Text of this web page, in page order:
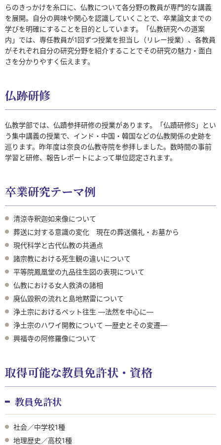
らのきっかけを糸口に、仏教について各分野の教員が専門的な講義
を展開。自分の興味や関心を認識していくことで、卒業論文までの
学びを明確にすることを目的としています。「仏教研究への道案
内」では、専任教員が1回ずつ授業を担当し（リレー授業）、各教員
がそれぞれ自分の研究分野を紹介することでその研究の魅力・面白
さを分かりやすく伝えます。
仏跡研修
仏教学部では、仏蹟参拝研修の授業があります。「仏蹟研修S」とい
う集中講義の授業で、インド・中国・韓国などの仏教関係の史跡を
巡ります。昨年度は奈良の仏教寺院を参拝しました。数時間の事前
学習と研修、報告レポートによって単位認定されます。
卒業研究テーマ例
清涼寺釈迦如来像について
葬送に対する意識の変化 現在の葬送儀礼・お墓から
現代科学と古代仏教の共通点
諸宗教における死生観の違いについて
平等院鳳凰堂の九品往生図の表現について
仏教における女人救済の諸相
廃仏毀釈の流れと島地黙雷について
浄土宗におけるペット往生 ―法然を中心に―
浄土宗のハワイ開教について ―歴史とその変遷―
興福寺の阿修羅像について
取得可能な教員免許状・資格
教員免許状
社会／中学校1種
地理歴史／高校1種